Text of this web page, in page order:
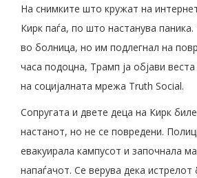
На снимките што кружат на
Кирк паѓа, по што настанува паника.
во болница, но им подлегнал на
часа подоцна, Трамп ја објави
на социјалната мрежа Truth Social.
Сопругата и двете деца на Кирк
настанот, но не се повредени.
евакуирала кампусот и започнала
напаѓачот. Се верува дека истрелот